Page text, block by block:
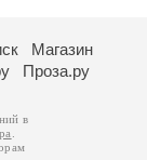
Магазин
Проза.ру
в